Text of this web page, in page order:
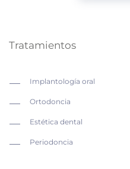
Tratamientos
Implantología oral
Ortodoncia
Estética dental
Periodoncia